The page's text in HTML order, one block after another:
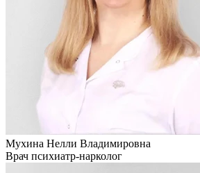
Мухина Нелли Владимировна
Врач психиатр-нарколог